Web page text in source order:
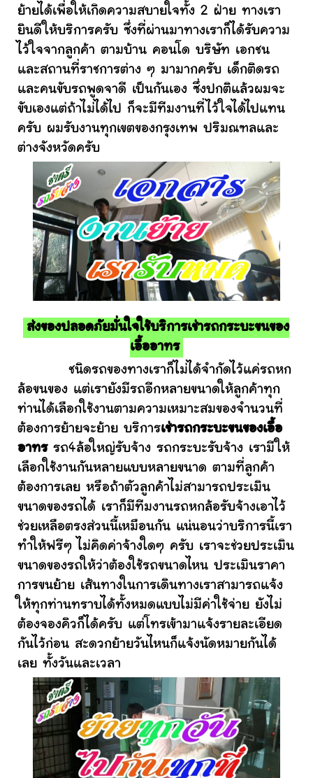
ย้ายได้เพื่อให้เกิดความสบายใจทั้ง 2 ฝ่าย ทางเรา
ยินดีให้บริการครับ ซึ่งที่ผ่านมาทางเราก็ได้รับความ
ไว้ใจจากลูกค้า ตามบ้าน คอนโด บริษัท เอกชน
และสถานที่ราชการต่าง ๆ มามากครับ เด็กติดรถ
และคนขับรถพูดจาดี เป็นกันเอง ซึ่งปกติแล้วผมจะ
ขับเองแต่ถ้าไม่ได้ไป ก็จะมีทีมงานที่ไว้ใจได้ไปแทน
ครับ ผมรับงานทุกเขตของกรุงเทพ ปริมณฑลและ
ต่างจังหวัดครับ
ส่งของปลอดภัยมั่นใจใช้บริการเช่ารถกระบะขนของ
เอื้ออาทร
ชนิดรถของทางเราก็ไม่ได้จำกัดไว้แค่รถหก
ล้อขนของ แต่เรายังมีรถอีกหลายขนาดให้ลูกค้าทุก
ท่านได้เลือกใช้งานตามความเหมาะสมของจำนวนที่
ต้องการย้ายจะย้าย บริการเช่ารถกระบะขนของเอื้อ
อาทรรถ4ล้อใหญ่รับจ้าง รถกระบะรับจ้าง เรามีให้
เลือกใช้งานกันหลายแบบหลายขนาด ตามที่ลูกค้า
ต้องการเลย หรือถ้าตัวลูกค้าไม่สามารถประเมิน
ขนาดของรถได้ เราก็มีทีมงานรถหกล้อรับจ้างเอาไว้
ช่วยเหลือตรงส่วนนี้เหมือนกัน แน่นอนว่าบริการนี้เรา
ทำให้ฟรีๆ ไม่คิดค่าจ้างใดๆ ครับ เราจะช่วยประเมิน
ขนาดของรถให้ว่าต้องใช้รถขนาดไหน ประเมินราคา
การขนย้าย เส้นทางในการเดินทางเราสามารถแจ้ง
ให้ทุกท่านทราบได้ทั้งหมดแบบไม่มีค่าใช้จ่าย ยังไม่
ต้องจองคิวก็ได้ครับ แต่โทรเข้ามาแจ้งรายละเอียด
กันไว้ก่อน สะดวกย้ายวันไหนก็แจ้งนัดหมายกันได้
เลย ทั้งวันและเวลา